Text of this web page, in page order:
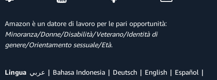
Amazon è un datore di lavoro per le pari opportunità:
Minoranza/Donne/Disabilità/Veterano/Identità di
genere/Orientamento sessuale/Età.
Lingua عربي Bahasa Indonesia Deutsch English
Español